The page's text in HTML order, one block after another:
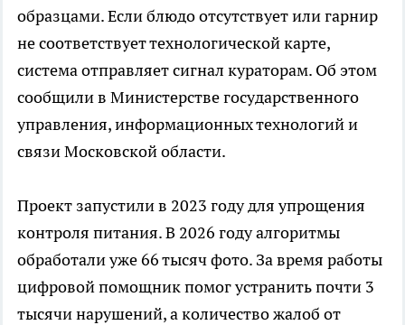
образцами. Если блюдо отсутствует или гарнир
не соответствует технологической карте,
система отправляет сигнал кураторам. Об этом
сообщили в Министерстве государственного
управления, информационных технологий и
связи Московской области.
Проект запустили в 2023 году для упрощения
контроля питания. В 2026 году алгоритмы
обработали уже 66 тысяч фото. За время работы
цифровой помощник помог устранить почти 3
тысячи нарушений, а количество жалоб от